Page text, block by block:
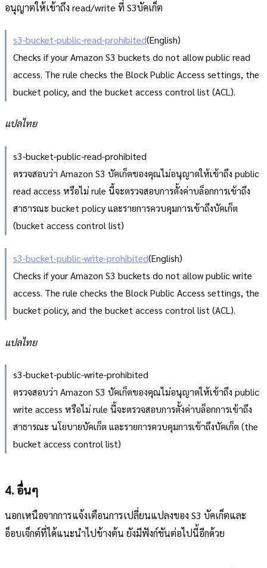
อนุญาตให้เข้าถึง read/write ที่ S3บัคเก็ต
s3-bucket-public-read-prohibited(English)
Checks if your Amazon S3 buckets do not allow public read
access. The rule checks the Block Public Access settings, the
bucket policy, and the bucket access control list (ACL).
แปลไทย
s3-bucket-public-read-prohibited
ตรวจสอบว่า Amazon S3 บัคเก็ตของคุณไม่อนุญาตให้เข้าถึง public
read access หรือไม่ rule นี้จะตรวจสอบการตั้งค่าบล็อกการเข้าถึง
สาธารณะ bucket policy และรายการควบคุมการเข้าถึงบัคเก็ต
(bucket access control list)
s3-bucket-public-write-prohibited(English)
Checks if your Amazon S3 buckets do not allow public write
access. The rule checks the Block Public Access settings, the
bucket policy, and the bucket access control list (ACL).
แปลไทย
s3-bucket-public-write-prohibited
ตรวจสอบว่า Amazon S3 บัคเก็ตของคุณไม่อนุญาตให้เข้าถึง public
write access หรือไม่ rule นี้จะตรวจสอบการตั้งค่าบล็อกการเข้าถึง
สาธารณะ นโยบายบัคเก็ต และรายการควบคุมการเข้าถึงบัคเก็ต (the
bucket access control list)
4. อื่นๆ
นอกเหนือจากการแจ้งเตือนการเปลี่ยนแปลงของ S3 บัคเก็ตและ
อ็อบเจ็กต์ที่ได้แนะนำไปข้างต้น ยังมีฟังก์ชันต่อไปนี้อีกด้วย